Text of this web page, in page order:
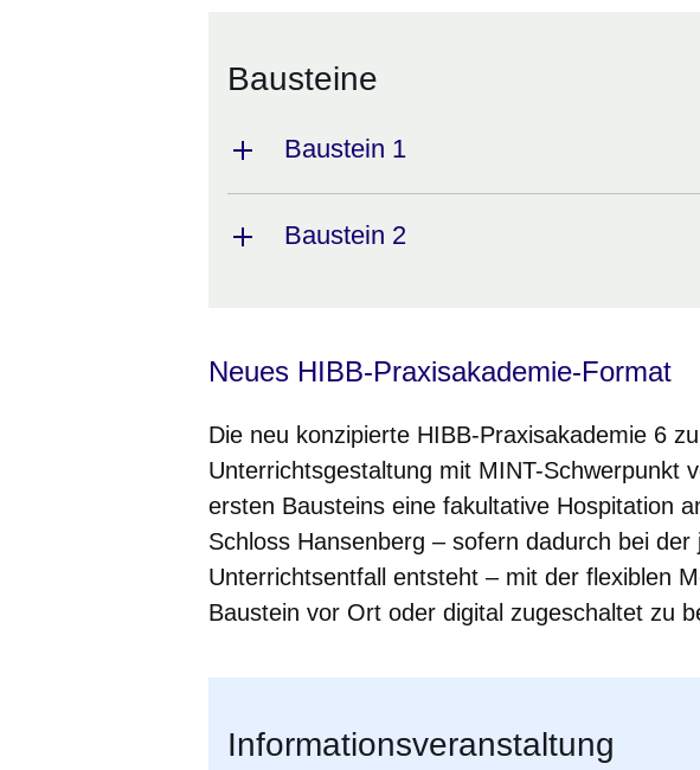
Bausteine
Baustein 1
Baustein 2
Neues HIBB-Praxisakademie-Format
Die neu konzipierte HIBB-Praxisakademie 6
Unterrichtsgestaltung mit MINT-Schwerpunkt
ersten Bausteins eine fakultative Hospitation
Schloss Hansenberg – sofern dadurch bei der
Unterrichtsentfall entsteht – mit der flexiblen
Baustein vor Ort oder digital zugeschaltet zu
Informationsveranstaltung